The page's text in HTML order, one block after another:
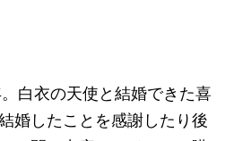
白衣の天使と結婚できた喜
婚したことを感謝したり後